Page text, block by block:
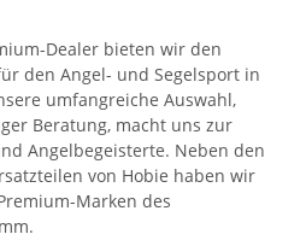
Dealer bieten wir den
den Angel- und Segelsport in
umfangreiche Auswahl,
Beratung, macht uns zur
Angelbegeisterte. Neben den
von Hobie haben wir
Marken des